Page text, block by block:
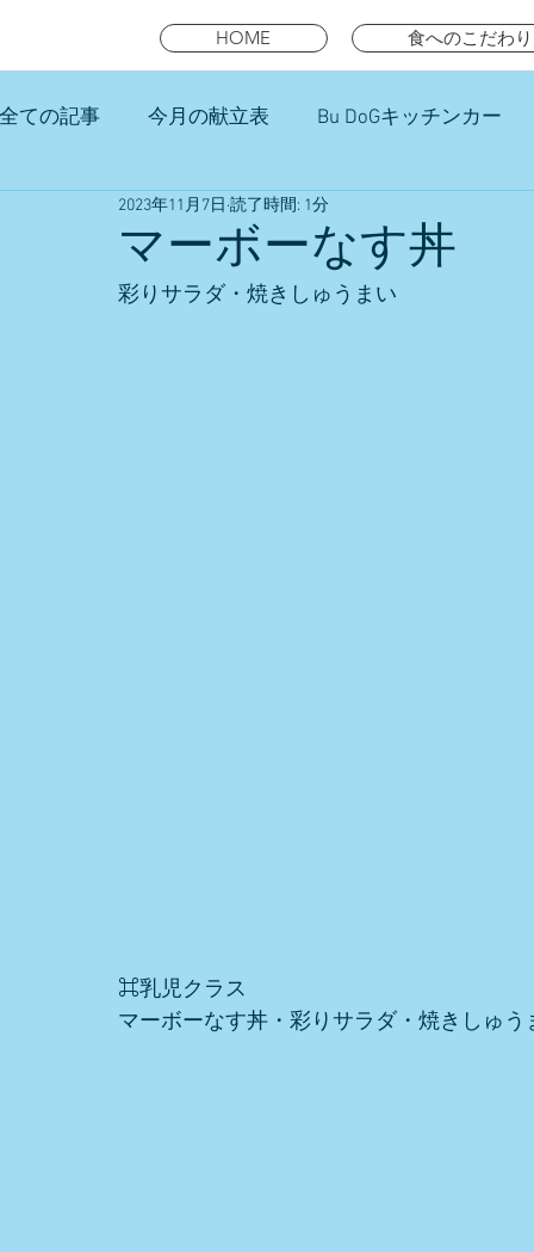
HOME 食へのこだわり
全ての記事 今月の献立表 Bu DoGキッチンカー
未就園児スマイルキッズランチ
マーボーなす丼
2023年11月7日 読了時間: 1分
彩りサラダ・焼きしゅうまい
⌘乳児クラス
マーボーなす丼・彩りサラダ・焼きしゅう